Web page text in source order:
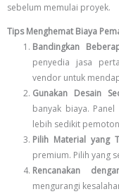
sebelum memulai proyek.
Tips Menghemat Biaya
Bandingkan
penyedia jasa
vendor untuk
Gunakan Desain
banyak biaya.
lebih sedikit
Pilih Material yang
premium. Pilih yang
Rencanakan
mengurangi